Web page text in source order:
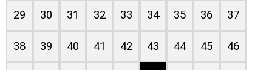
29 30 31 32 33 34 35 36 37
38 39 40 41 42 43 44 45 46